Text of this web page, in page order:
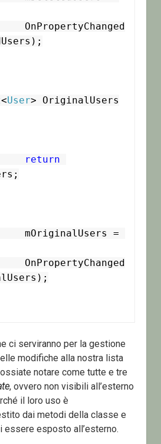
<User> OriginalUsers
return
ci serviranno per la gestione
modifiche alla nostra lista
notare come tutte e tre
, ovvero non visibili all’esterno
il loro uso è
dai metodi della classe e
essere esposto all’esterno.